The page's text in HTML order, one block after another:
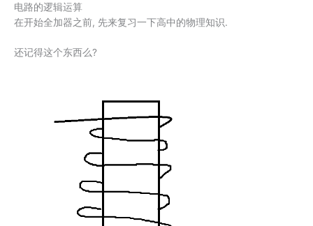
电路的逻辑运算
在开始全加器之前, 先来复习一下高中的物理知识.
还记得这个东西么?